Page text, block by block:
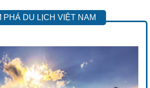
PHÁ DU LỊCH VIỆT NAM